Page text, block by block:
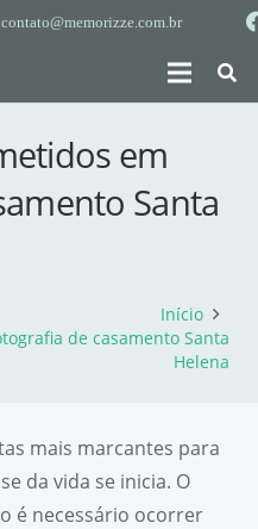
contato@memorizze.com.br
em
Santa
Início
de casamento Santa
Helena
mais marcantes para
da vida se inicia. O
é necessário ocorrer